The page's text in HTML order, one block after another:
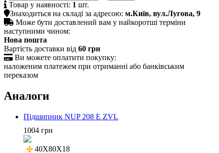
 Товар у наявності: 1 шт.
Знаходиться на складі за адресою: м.Київ, вул.Лугова, 9
 Може бути доставлений вам у найкоротші терміни
наступними чином:
Нова пошта
Вартість доставки від 60 грн
 Ви можете оплатити покупку:
наложеним платежем при отриманні або банківським
переказом
Аналоги
Підшипник NUP 208 E ZVL
1004 грн
40X80X18